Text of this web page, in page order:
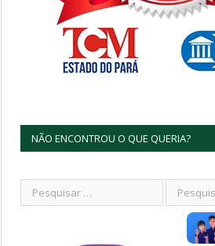
NÃO ENCONTROU O QUE QUERIA?